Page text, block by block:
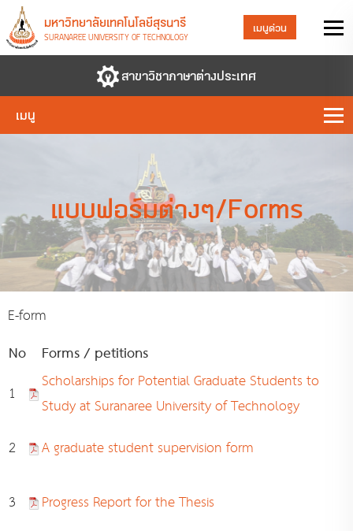
มหาวิทยาลัยเทคโนโลยีสุรนารี
SURANAREE UNIVERSITY OF TECHNOLOGY
เมนูด่วน
สาขาวิชาภาษาต่างประเทศ
เมนู
แบบฟอร์มต่างๆ/Forms
E-form
No Forms / petitions
1
Scholarships for Potential Graduate Students to
Study at Suranaree University of Technology
2
A graduate student supervision form
3 Progress Report for the Thesis